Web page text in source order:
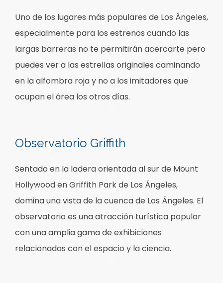
Uno de los lugares más populares de Los Ángeles,
especialmente para los estrenos cuando las
largas barreras no te permitirán acercarte pero
puedes ver a las estrellas originales caminando
en la alfombra roja y no a los imitadores que
ocupan el área los otros días.
Observatorio Griffith
Sentado en la ladera orientada al sur de Mount
Hollywood en Griffith Park de Los Ángeles,
domina una vista de la cuenca de Los Ángeles. El
observatorio es una atracción turística popular
con una amplia gama de exhibiciones
relacionadas con el espacio y la ciencia.